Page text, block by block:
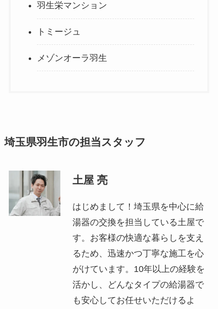
羽生栄マンション
トミージュ
メゾンオーラ羽生
埼玉県羽生市の担当スタッフ
土屋 亮
はじめまして！埼玉県を中心に給
湯器の交換を担当している土屋で
す。お客様の快適な暮らしを支え
るため、迅速かつ丁寧な施工を心
がけています。10年以上の経験を
活かし、どんなタイプの給湯器で
も安心してお任せいただけるよ